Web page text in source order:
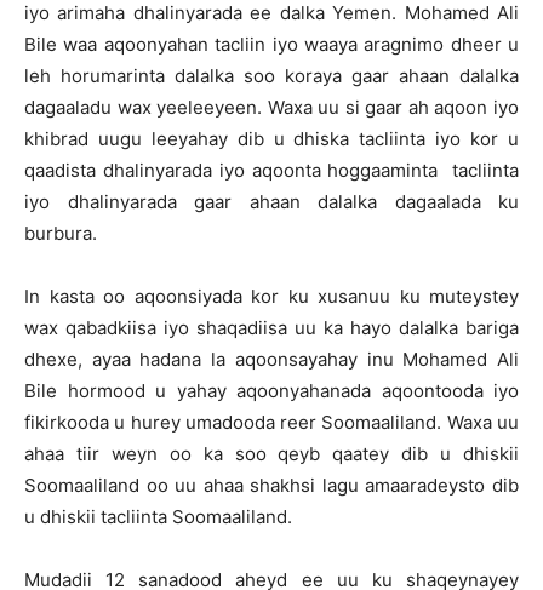
iyo arimaha dhalinyarada ee dalka Yemen. Mohamed Ali
Bile waa aqoonyahan tacliin iyo waaya aragnimo dheer u
leh horumarinta dalalka soo koraya gaar ahaan dalalka
dagaaladu wax yeeleeyeen. Waxa uu si gaar ah aqoon iyo
khibrad uugu leeyahay dib u dhiska tacliinta iyo kor u
qaadista dhalinyarada iyo aqoonta hoggaaminta tacliinta
iyo dhalinyarada gaar ahaan dalalka dagaalada ku
burbura.
In kasta oo aqoonsiyada kor ku xusanuu ku muteystey
wax qabadkiisa iyo shaqadiisa uu ka hayo dalalka bariga
dhexe, ayaa hadana la aqoonsayahay inu Mohamed Ali
Bile hormood u yahay aqoonyahanada aqoontooda iyo
fikirkooda u hurey umadooda reer Soomaaliland. Waxa uu
ahaa tiir weyn oo ka soo qeyb qaatey dib u dhiskii
Soomaaliland oo uu ahaa shakhsi lagu amaaradeysto dib
u dhiskii tacliinta Soomaaliland.
Mudadii 12 sanadood aheyd ee uu ku shaqeynayey